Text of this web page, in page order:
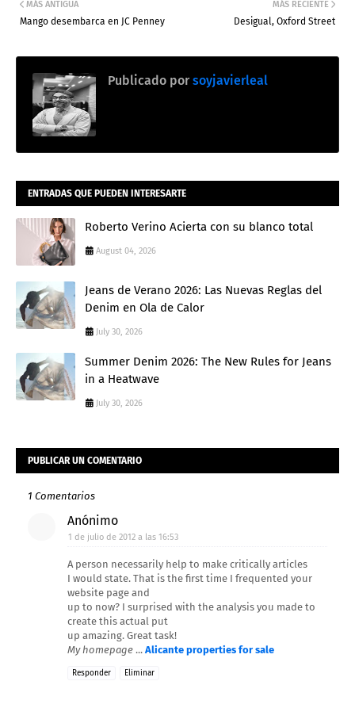
MÁS RECIENTE
Desigual, Oxford Street
MÁS ANTIGUA
Mango desembarca en JC Penney
Publicado por soyjavierleal
ENTRADAS QUE PUEDEN INTERESARTE
Roberto Verino Acierta con su blanco total
August 04, 2026
Jeans de Verano 2026: Las Nuevas Reglas del
Denim en Ola de Calor
July 30, 2026
Summer Denim 2026: The New Rules for Jeans
in a Heatwave
July 30, 2026
PUBLICAR UN COMENTARIO
1 Comentarios
Anónimo
1 de julio de 2012 a las 16:53
A person necessarily help to make critically articles
I would state. That is the first time I frequented your
website page and
up to now? I surprised with the analysis you made to
create this actual put
up amazing. Great task!
My homepage ... Alicante properties for sale
Responder Eliminar